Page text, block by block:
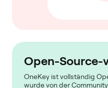
Open-Source-
OneKey ist vollständig
wurde von der